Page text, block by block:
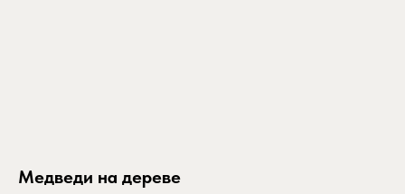
Медведи на дереве